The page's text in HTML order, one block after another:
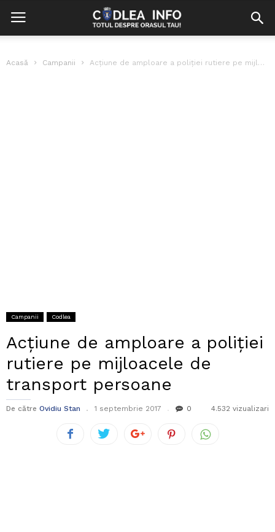
Acasă Campanii Acțiune de amploare a poliției rutiere pe mijloacele de transport persoane
Campanii Codlea
Acțiune de amploare a poliției
rutiere pe mijloacele de
transport persoane
De către Ovidiu Stan 1 septembrie 2017 0 4.532 vizualizari